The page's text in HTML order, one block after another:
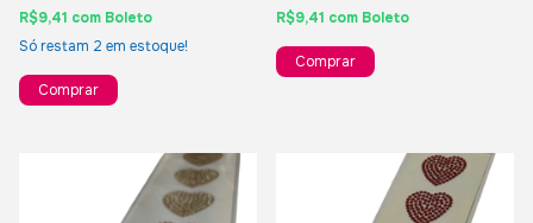
R$9,41 com Boleto
Só restam 2 em estoque!
R$9,41 com Boleto